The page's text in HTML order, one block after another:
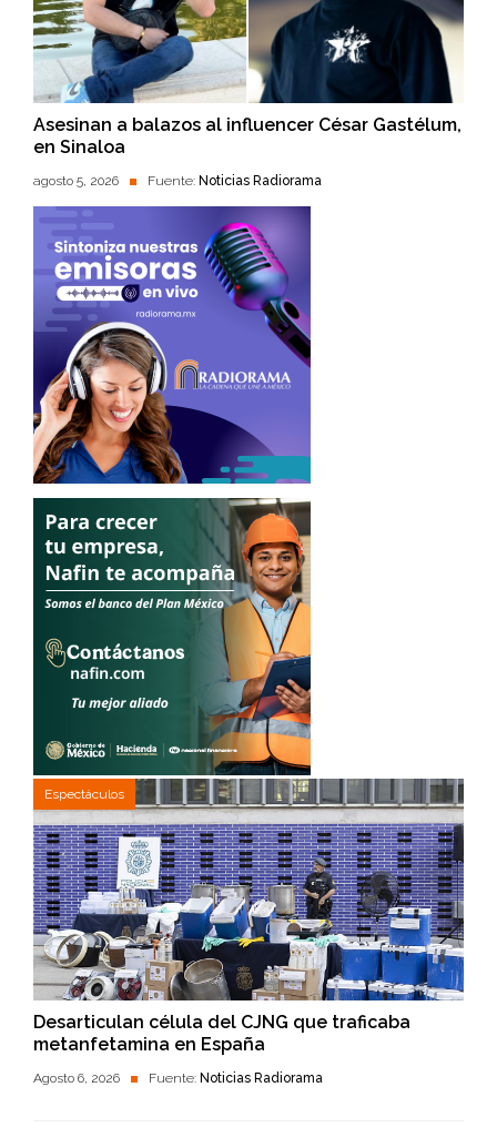
Asesinan a balazos al influencer César Gastélum,
en Sinaloa
agosto 5, 2026 Fuente: Noticias Radiorama
Espectáculos
Desarticulan célula del CJNG que traficaba
metanfetamina en España
Agosto 6, 2026 Fuente: Noticias Radiorama